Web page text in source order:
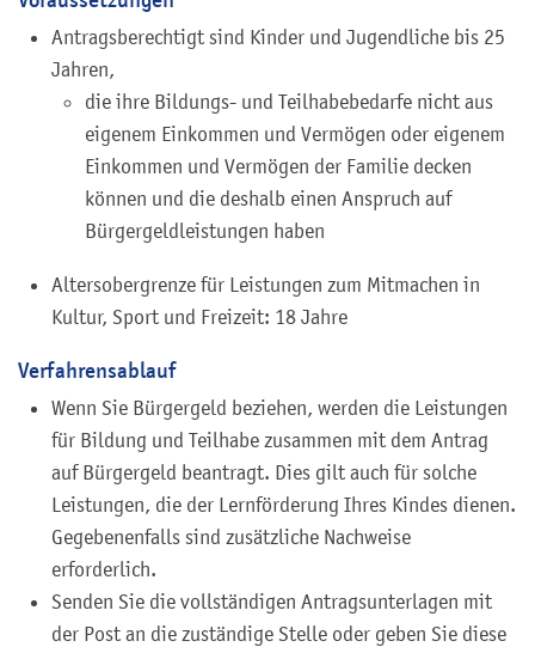
Antragsberechtigt sind Kinder und Jugendliche bis 25
Jahren,
die ihre Bildungs- und Teilhabebedarfe nicht aus
eigenem Einkommen und Vermögen oder eigenem
Einkommen und Vermögen der Familie decken
können und die deshalb einen Anspruch auf
Bürgergeldleistungen haben
Altersobergrenze für Leistungen zum Mitmachen in
Kultur, Sport und Freizeit: 18 Jahre
Verfahrensablauf
Wenn Sie Bürgergeld beziehen, werden die Leistungen
für Bildung und Teilhabe zusammen mit dem Antrag
auf Bürgergeld beantragt. Dies gilt auch für solche
Leistungen, die der Lernförderung Ihres Kindes dienen.
Gegebenenfalls sind zusätzliche Nachweise
erforderlich.
Senden Sie die vollständigen Antragsunterlagen mit
der Post an die zuständige Stelle oder geben Sie diese